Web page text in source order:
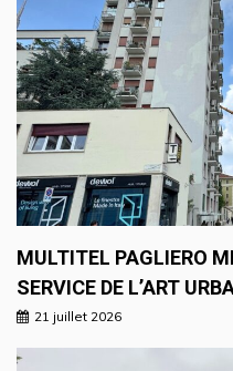
MULTITEL PAGLIERO
SERVICE DE L’ART
21 juillet 2026